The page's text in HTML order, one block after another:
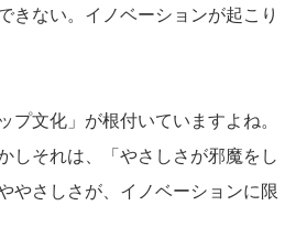
きない。イノベーションが起こり
プ文化」が根付いていますよね。
しそれは、「やさしさが邪魔をし
やさしさが、イノベーションに限